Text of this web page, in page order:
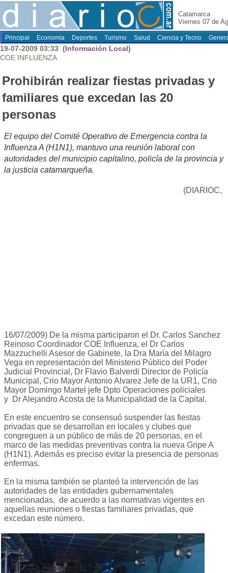
Catamarca
Viernes 07 de
Principal Economia Deportes Turismo Salud Ciencia y Tecno
19-07-2009 03:33 (Información Local)
COE INFLUENZA
Prohibirán realizar fiestas privadas y
familiares que excedan las 20
personas
El equipo del Comité Operativo de Emergencia contra la
Influenza A (H1N1), mantuvo una reunión laboral con
autoridades del municipio capitalino, policía de la provincia y
la justicia catamarqueña.
(DIARIOC,
16/07/2009) De la misma participaron el Dr. Carlos Sanchez
Reinoso Coordinador COE Influenza, el Dr Carlos
Mazzuchelli Asesor de Gabinete, la Dra María del Milagro
Vega en representación del Ministerio Público del Poder
Judicial Provincial, Dr Flavio Balverdi Director de Policía
Municipal, Crio Mayor Antonio Alvarez Jefe de la UR1, Crio
Mayor Domingo Martel jefe Dpto Operaciones policiales
y Dr Alejandro Acosta de la Municipalidad de la Capital.
En este encuentro se consensuó suspender las fiestas
privadas que se desarrollan en locales y clubes que
congreguen a un público de más de 20 personas, en el
marco de las medidas preventivas contra la nueva Gripe A
(H1N1). Además es preciso evitar la presencia de personas
enfermas.
En la misma también se planteó la intervención de las
autoridades de las entidades gubernamentales
mencionadas, de acuerdo a las normativas vigentes en
aquellas reuniones o fiestas familiares privadas, que
excedan este número.